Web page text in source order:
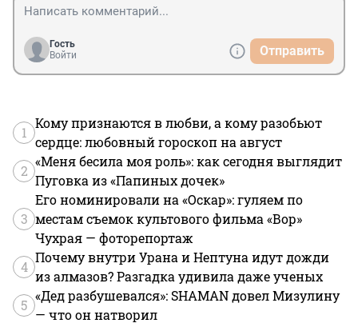
Гость
Войти
Отправить
1
Кому признаются в любви, а кому разобьют
сердце: любовный гороскоп на август
2
«Меня бесила моя роль»: как сегодня выглядит
Пуговка из «Папиных дочек»
3
Его номинировали на «Оскар»: гуляем по
местам съемок культового фильма «Вор»
Чухрая — фоторепортаж
4
Почему внутри Урана и Нептуна идут дожди
из алмазов? Разгадка удивила даже ученых
5
«Дед разбушевался»: SHAMAN довел Мизулину
— что он натворил